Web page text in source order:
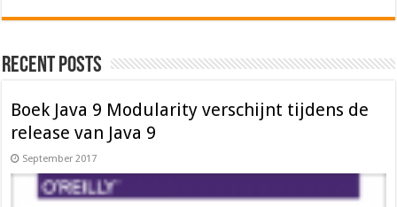
Recent Posts
Boek Java 9 Modularity verschijnt tijdens de
release van Java 9
September 2017